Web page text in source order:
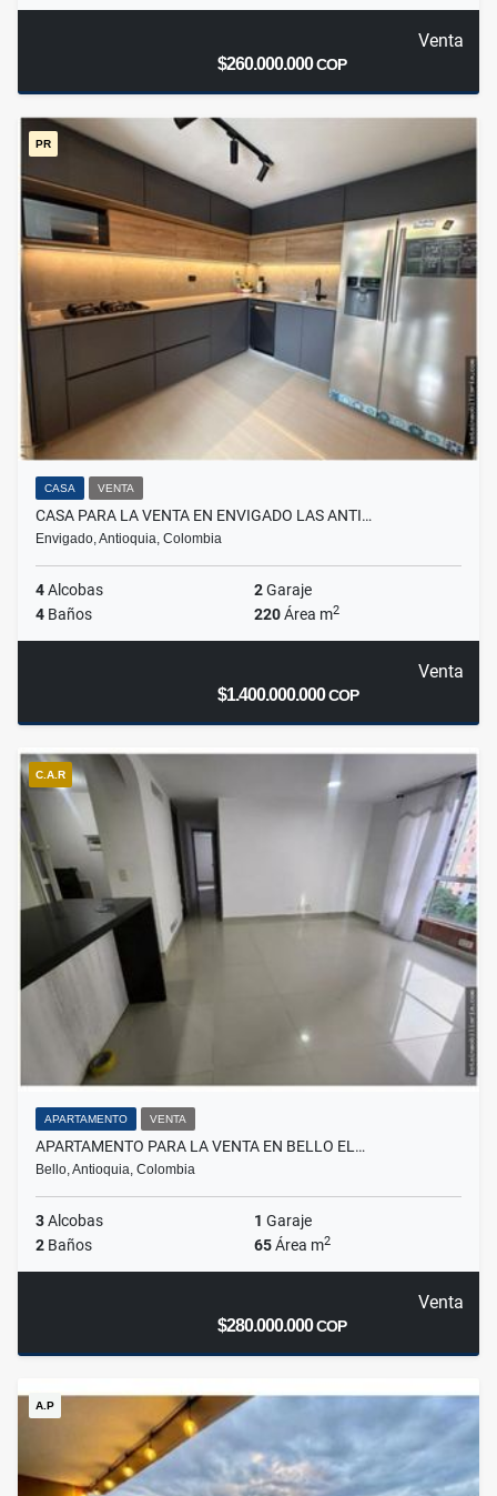
Venta
$260.000.000COP
PR
CASA VENTA
CASA PARA LA VENTA EN ENVIGADO LAS ANTI…
Envigado, Antioquia, Colombia
4Alcobas 2Garaje
4 Baños 220Área m2
Venta
$1.400.000.000COP
C.A.R
APARTAMENTO VENTA
APARTAMENTO PARA LA VENTA EN BELLO EL…
Bello, Antioquia, Colombia
3Alcobas 1 Garaje
2 Baños 65Área m2
Venta
$280.000.000COP
A.P